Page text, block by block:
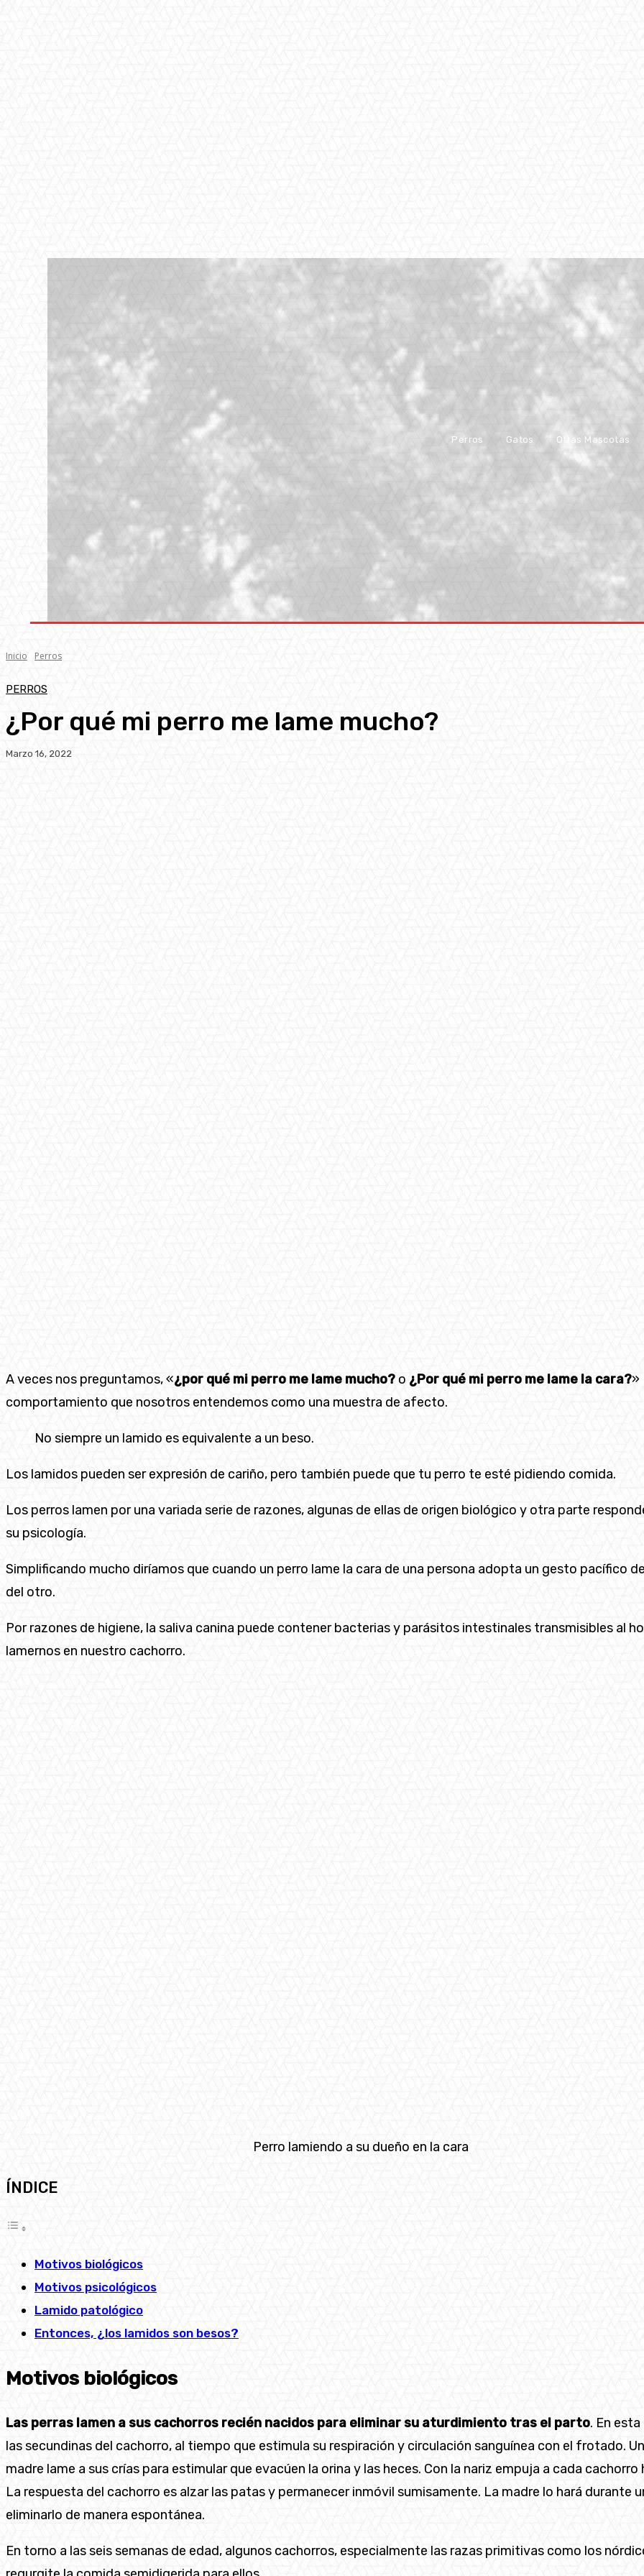
Perros Gatos Otras Mascotas
Inicio Perros
PERROS
¿Por qué mi perro me lame mucho?
Marzo 16, 2022
A veces nos preguntamos, «¿por qué mi perro me lame mucho? o ¿Por qué mi perro me lame la cara?»
comportamiento que nosotros entendemos como una muestra de afecto.
No siempre un lamido es equivalente a un beso.
Los lamidos pueden ser expresión de cariño, pero también puede que tu perro te esté pidiendo comida.
Los perros lamen por una variada serie de razones, algunas de ellas de origen biológico y otra parte
su psicología.
Simplificando mucho diríamos que cuando un perro lame la cara de una persona adopta un gesto pacífico
del otro.
Por razones de higiene, la saliva canina puede contener bacterias y parásitos intestinales transmisibles al
lamernos en nuestro cachorro.
Perro lamiendo a su dueño en la cara
ÍNDICE
Motivos biológicos
Motivos psicológicos
Lamido patológico
Entonces, ¿los lamidos son besos?
Motivos biológicos
Las perras lamen a sus cachorros recién nacidos para eliminar su aturdimiento tras el parto. En
las secundinas del cachorro, al tiempo que estimula su respiración y circulación sanguínea con el frotado.
madre lame a sus crías para estimular que evacúen la orina y las heces. Con la nariz empuja a cada
La respuesta del cachorro es alzar las patas y permanecer inmóvil sumisamente. La madre lo hará durante
eliminarlo de manera espontánea.
En torno a las seis semanas de edad, algunos cachorros, especialmente las razas primitivas como los